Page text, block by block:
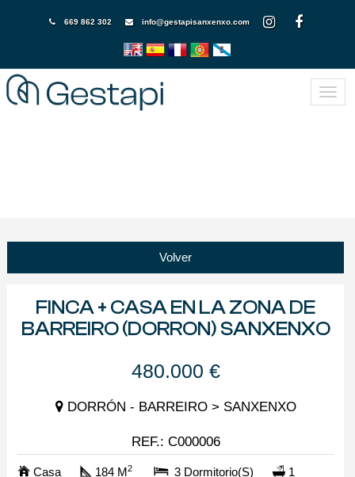
669 862 302 info@gestapisanxenxo.com
Volver
FINCA + CASA EN LA ZONA DE
BARREIRO (DORRON) SANXENXO
480.000 €
DORRÓN - BARREIRO > SANXENXO
REF.: C000006
Casa 184 M2 3 Dormitorio(s)
1